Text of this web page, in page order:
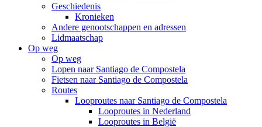
Geschiedenis
Kronieken
Andere genootschappen en adressen
Lidmaatschap
Op weg
Op weg
Lopen naar Santiago de Compostela
Fietsen naar Santiago de Compostela
Routes
Looproutes naar Santiago de Compostela
Looproutes in Nederland
Looproutes in België